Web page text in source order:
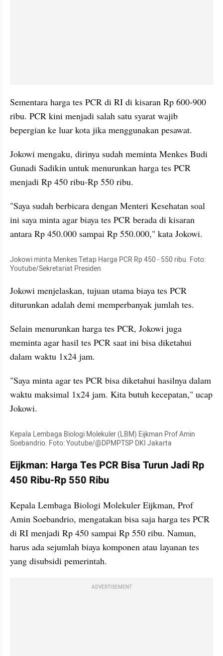
Sementara harga tes PCR di RI di kisaran Rp 600-900
ribu. PCR kini menjadi salah satu syarat wajib
bepergian ke luar kota jika menggunakan pesawat.
Jokowi mengaku, dirinya sudah meminta Menkes Budi
Gunadi Sadikin untuk menurunkan harga tes PCR
menjadi Rp 450 ribu-Rp 550 ribu.
"Saya sudah berbicara dengan Menteri Kesehatan soal
ini saya minta agar biaya tes PCR berada di kisaran
antara Rp 450.000 sampai Rp 550.000," kata Jokowi.
Jokowi minta Menkes Tetap Harga PCR Rp 450 - 550 ribu. Foto:
Youtube/Sekretariat Presiden
Jokowi menjelaskan, tujuan utama biaya tes PCR
diturunkan adalah demi memperbanyak jumlah tes.
Selain menurunkan harga tes PCR, Jokowi juga
meminta agar hasil tes PCR saat ini bisa diketahui
dalam waktu 1x24 jam.
"Saya minta agar tes PCR bisa diketahui hasilnya dalam
waktu maksimal 1x24 jam. Kita butuh kecepatan," ucap
Jokowi.
Kepala Lembaga Biologi Molekuler (LBM) Eijkman Prof Amin
Soebandrio. Foto: Youtube/@DPMPTSP DKI Jakarta
Eijkman: Harga Tes PCR Bisa Turun Jadi Rp
450 Ribu-Rp 550 Ribu
Kepala Lembaga Biologi Molekuler Eijkman, Prof
Amin Soebandrio, mengatakan bisa saja harga tes PCR
di RI menjadi Rp 450 sampai Rp 550 ribu. Namun,
harus ada sejumlah biaya komponen atau layanan tes
yang disubsidi pemerintah.
ADVERTISEMENT